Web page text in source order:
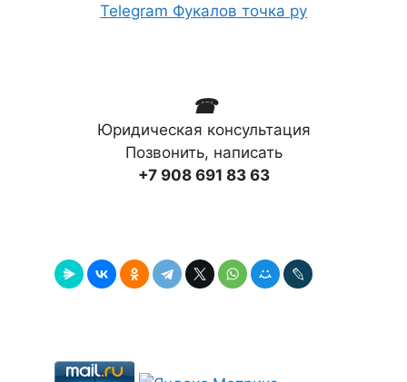
Telegram Фукалов точка ру
☎
Юридическая консультация
Позвонить, написать
+7 908 691 83 63